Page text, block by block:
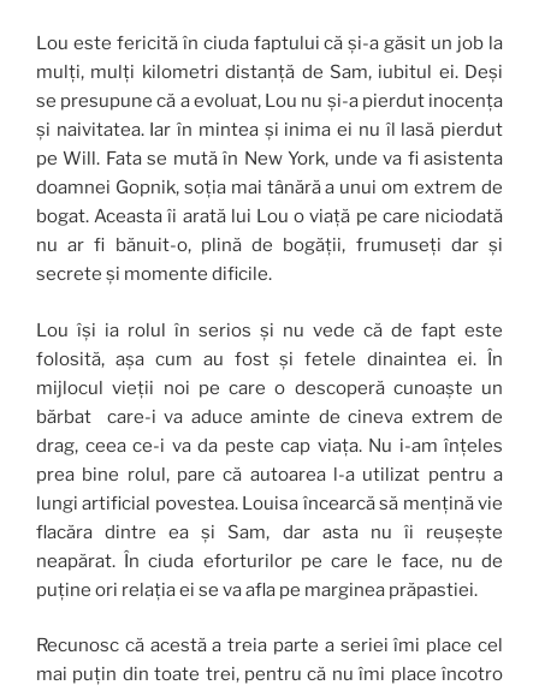
Lou este fericită în ciuda faptului că și-a găsit un job la
mulți, mulți kilometri distanță de Sam, iubitul ei. Deși
se presupune că a evoluat, Lou nu și-a pierdut inocența
și naivitatea. Iar în mintea și inima ei nu îl lasă pierdut
pe Will. Fata se mută în New York, unde va fi asistenta
doamnei Gopnik, soția mai tânără a unui om extrem de
bogat. Aceasta îi arată lui Lou o viață pe care niciodată
nu ar fi bănuit-o, plină de bogății, frumuseți dar și
secrete și momente dificile.
Lou își ia rolul în serios și nu vede că de fapt este
folosită, așa cum au fost și fetele dinaintea ei. În
mijlocul vieții noi pe care o descoperă cunoaște un
bărbat care-i va aduce aminte de cineva extrem de
drag, ceea ce-i va da peste cap viața. Nu i-am înțeles
prea bine rolul, pare că autoarea l-a utilizat pentru a
lungi artificial povestea. Louisa încearcă să mențină vie
flacăra dintre ea și Sam, dar asta nu îi reușește
neapărat. În ciuda eforturilor pe care le face, nu de
puține ori relația ei se va afla pe marginea prăpastiei.
Recunosc că acestă a treia parte a seriei îmi place cel
mai puțin din toate trei, pentru că nu îmi place încotro